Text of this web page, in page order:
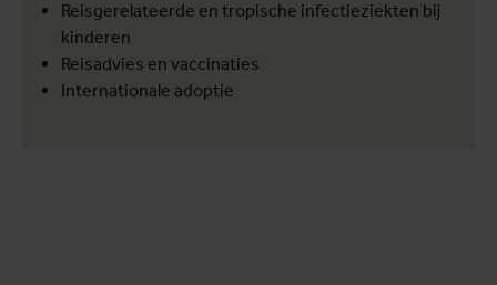
Reisgerelateerde en tropische infectieziekten bij
kinderen
Reisadvies en vaccinaties
Internationale adoptie